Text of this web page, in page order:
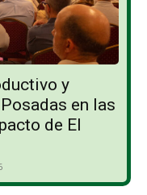
y
en las
de El